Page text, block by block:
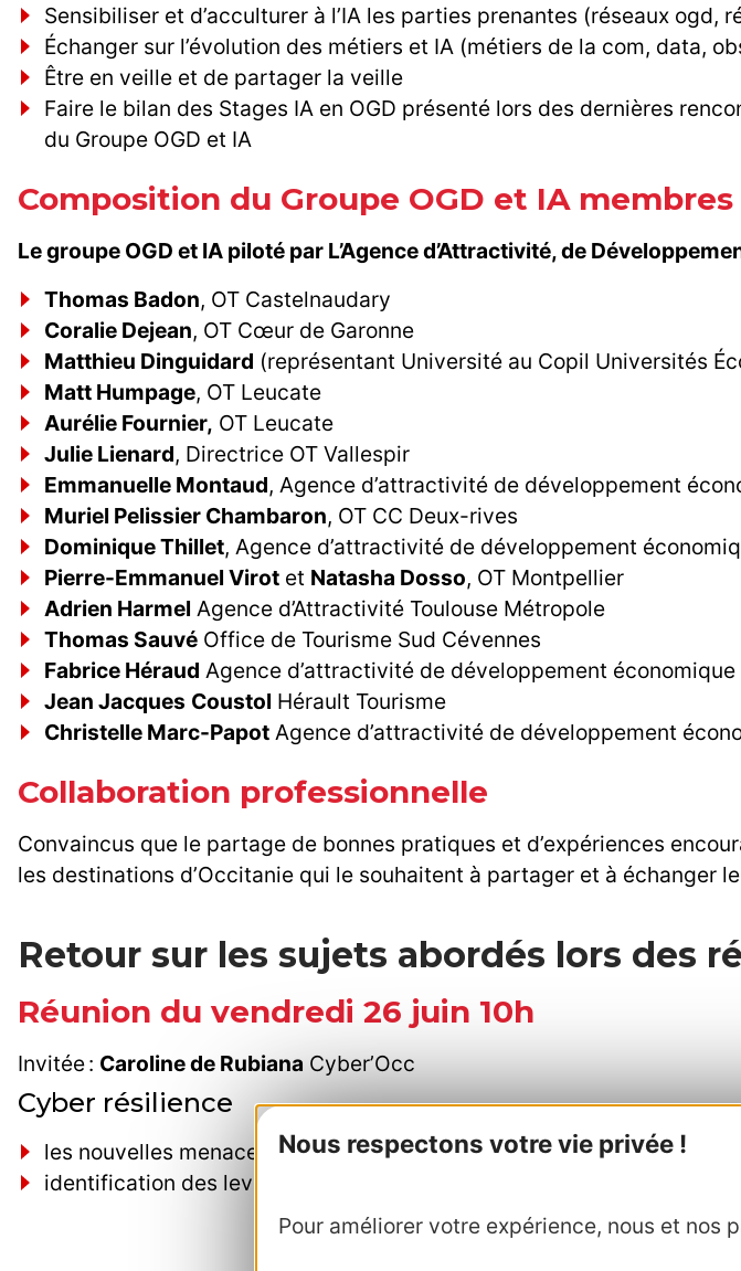
Nous respectons votre vie privée !
Pour améliorer votre expérience, nous et nos
Sensibiliser et d’acculturer à l’IA les parties prenantes (réseaux ogd,
Échanger sur l’évolution des métiers et IA (métiers de la com, data,
Être en veille et de partager la veille
Faire le bilan des Stages IA en OGD présenté lors des dernières
du Groupe OGD et IA
Composition du Groupe OGD et IA
Le groupe OGD et IA piloté par L’Agence d’Attractivité, de
Thomas Badon, OT Castelnaudary
Coralie Dejean, OT Cœur de Garonne
Matthieu Dinguidard (représentant Université au Copil Universités
Matt Humpage, OT Leucate
Aurélie Fournier, OT Leucate
Julie Lienard, Directrice OT Vallespir
Emmanuelle Montaud, Agence d’attractivité de développement
Muriel Pelissier Chambaron, OT CC Deux-rives
Dominique Thillet, Agence d’attractivité de développement
Pierre-Emmanuel Virot et Natasha Dosso, OT Montpellier
Adrien Harmel Agence d’Attractivité Toulouse Métropole
Thomas Sauvé Office de Tourisme Sud Cévennes
Fabrice Héraud Agence d’attractivité de développement
Jean Jacques Coustol Hérault Tourisme
Christelle Marc-Papot Agence d’attractivité de développement
Collaboration professionnelle
Convaincus que le partage de bonnes pratiques et d’expériences
les destinations d’Occitanie qui le souhaitent à partager et à échanger
Retour sur les sujets abordés lors des
Réunion du vendredi 26 juin 10h
Invitée : Caroline de Rubiana Cyber’Occ
Cyber résilience
les nouvelles menaces assistées par l'IA
identification des leviers de protection et d'hygiène numérique